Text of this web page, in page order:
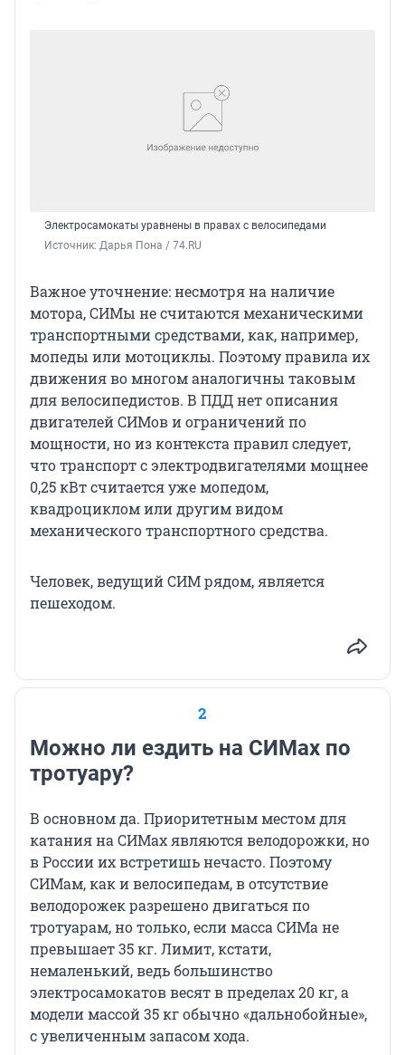
Электросамокаты уравнены в правах с велосипедами
Источник: Дарья Пона / 74.RU
Важное уточнение: несмотря на наличие
мотора, СИМы не считаются механическими
транспортными средствами, как, например,
мопеды или мотоциклы. Поэтому правила их
движения во многом аналогичны таковым
для велосипедистов. В ПДД нет описания
двигателей СИМов и ограничений по
мощности, но из контекста правил следует,
что транспорт с электродвигателями мощнее
0,25 кВт считается уже мопедом,
квадроциклом или другим видом
механического транспортного средства.
Человек, ведущий СИМ рядом, является
пешеходом.
2
Можно ли ездить на СИМах по
тротуару?
В основном да. Приоритетным местом для
катания на СИМах являются велодорожки, но
в России их встретишь нечасто. Поэтому
СИМам, как и велосипедам, в отсутствие
велодорожек разрешено двигаться по
тротуарам, но только, если масса СИМа не
превышает 35 кг. Лимит, кстати,
немаленький, ведь большинство
электросамокатов весят в пределах 20 кг, а
модели массой 35 кг обычно «дальнобойные»,
с увеличенным запасом хода.